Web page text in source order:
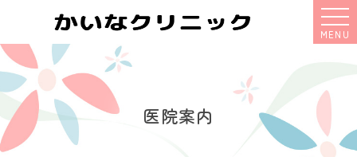
MENU
医院案内